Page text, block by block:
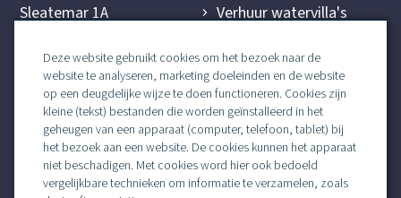
Sleatemar 1A
+31 (0)514 603 434
info@lutz.frl
Verhuur watervilla's
Sloepverhuur
Handig om te weten
Omgeving
Last minutes
Contact
Deze website gebruikt cookies om het bezoek naar de
website te analyseren, marketing doeleinden en de website
op een deugdelijke wijze te doen functioneren. Cookies zijn
kleine (tekst) bestanden die worden geïnstalleerd in het
geheugen van een apparaat (computer, telefoon, tablet) bij
het bezoek aan een website. De cookies kunnen het apparaat
niet beschadigen. Met cookies word hier ook bedoeld
vergelijkbare technieken om informatie te verzamelen, zoals